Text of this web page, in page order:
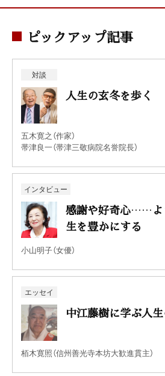
ピックアップ記事
対談
人生の玄冬を歩く
五木寛之（作家）
帯津良一（帯津三敬病院名誉院長）
インタビュー
感謝や好奇心……よ
生を豊かにする
小山明子（女優）
エッセイ
中江藤樹に学ぶ人
栢木寛照（信州善光寺本坊大歓進貫主）